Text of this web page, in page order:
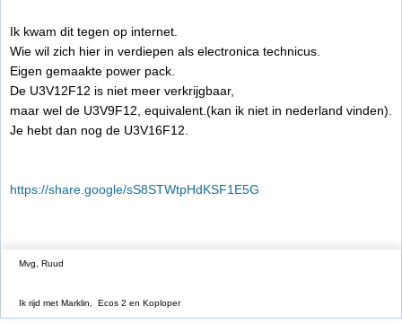
Ik kwam dit tegen op internet.
Wie wil zich hier in verdiepen als electronica technicus.
Eigen gemaakte power pack.
De U3V12F12 is niet meer verkrijgbaar,
maar wel de U3V9F12, equivalent.(kan ik niet in nederland vinden).
Je hebt dan nog de U3V16F12.
https://share.google/sS8STWtpHdKSF1E5G
Mvg, Ruud
Ik rijd met Marklin, Ecos 2 en Koploper